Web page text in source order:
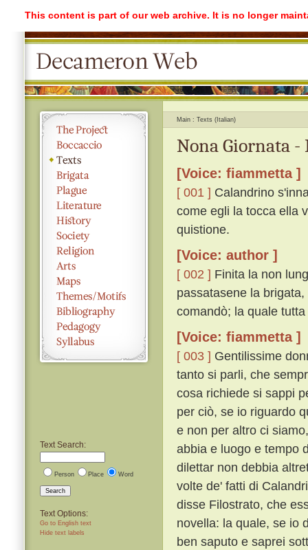
This content is part of our web archive. It is no longer
Text Search:
Person Place Word
Search
Text Options:
Go to English text
Hide text labels
Main Texts (Italian)
Nona Giornata
[Voice: fiammetta ]
[ 001 ] Calandrino
come egli la tocca ella
quistione.
[Voice: author ]
[ 002 ] Finita la non
passatasene la
comandò; la quale
[Voice: fiammetta ]
[ 003 ] Gentilissime
tanto si parli, che
cosa richiede si sappi
per ciò, se io riguardo
e non per altro ci
abbia e luogo e tempo
dilettar non debbia
volte de' fatti di
disse Filostrato, che
novella: la quale, se io
ben saputo e saprei